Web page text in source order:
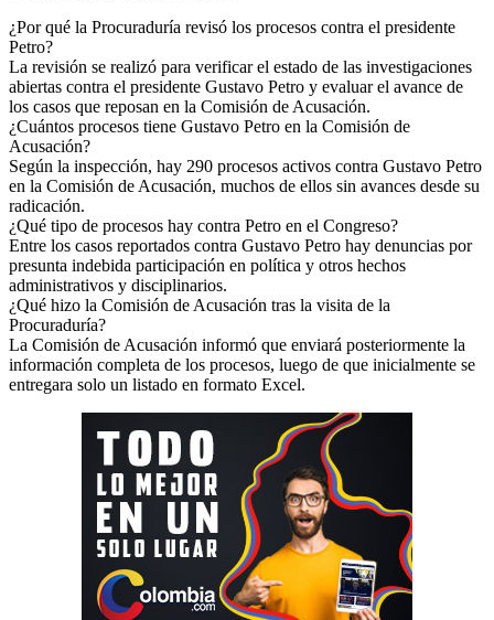
¿Por qué la Procuraduría revisó los procesos contra el presidente
Petro?
La revisión se realizó para verificar el estado de las investigaciones
abiertas contra el presidente Gustavo Petro y evaluar el avance de
los casos que reposan en la Comisión de Acusación.
¿Cuántos procesos tiene Gustavo Petro en la Comisión de
Acusación?
Según la inspección, hay 290 procesos activos contra Gustavo Petro
en la Comisión de Acusación, muchos de ellos sin avances desde su
radicación.
¿Qué tipo de procesos hay contra Petro en el Congreso?
Entre los casos reportados contra Gustavo Petro hay denuncias por
presunta indebida participación en política y otros hechos
administrativos y disciplinarios.
¿Qué hizo la Comisión de Acusación tras la visita de la
Procuraduría?
La Comisión de Acusación informó que enviará posteriormente la
información completa de los procesos, luego de que inicialmente se
entregara solo un listado en formato Excel.